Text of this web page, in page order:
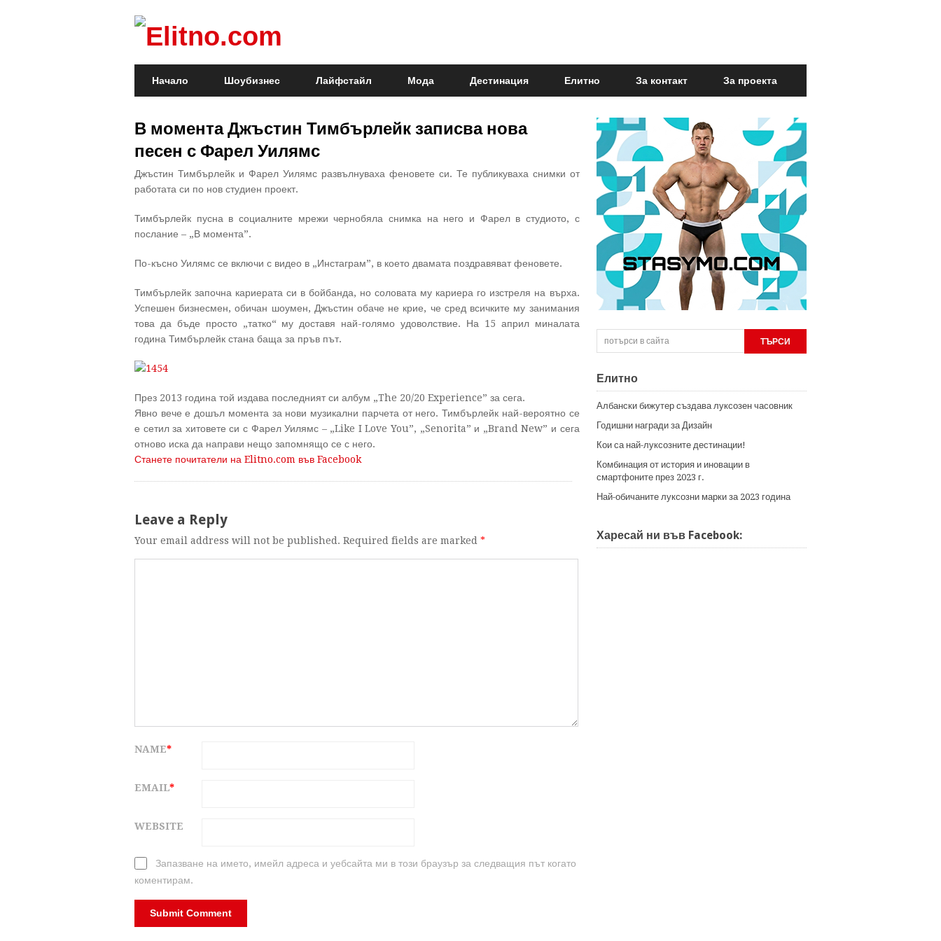
Начало Шоубизнес Лайфстайл Мода Дестинация Елитно За контакт За проекта
В момента Джъстин Тимбърлейк записва нова
песен с Фарел Уилямс
Джъстин Тимбърлейк и Фарел Уилямс развълнуваха феновете си. Те публикуваха снимки от
работата си по нов студиен проект.
Тимбърлейк пусна в социалните мрежи чернобяла снимка на него и Фарел в студиото, с
послание – „В момента”.
По-късно Уилямс се включи с видео в „Инстаграм”, в което двамата поздравяват феновете.
Тимбърлейк започна кариерата си в бойбанда, но соловата му кариера го изстреля на върха.
Успешен бизнесмен, обичан шоумен, Джъстин обаче не крие, че сред всичките му занимания
това да бъде просто „татко“ му доставя най-голямо удоволствие. На 15 април миналата
година Тимбърлейк стана баща за пръв път.
През 2013 година той издава последният си албум „The 20/20 Experience” за сега.
Явно вече е дошъл момента за нови музикални парчета от него. Тимбърлейк най-вероятно се
е сетил за хитовете си с Фарел Уилямс – „Like I Love You”, „Senorita” и „Brand New” и сега
отново иска да направи нещо запомнящо се с него.
Станете почитатели на Elitno.com във Facebook
Leave a Reply
Your email address will not be published. Required fields are marked *
NAME*
EMAIL*
WEBSITE
Запазване на името, имейл адреса и уебсайта ми в този браузър за следващия път когато
коментирам.
Елитно
Албански бижутер създава луксозен часовник
Годишни награди за Дизайн
Кои са най-луксозните дестинации!
Комбинация от история и иновации в
смартфоните през 2023 г.
Най-обичаните луксозни марки за 2023 година
Харесай ни във Facebook: